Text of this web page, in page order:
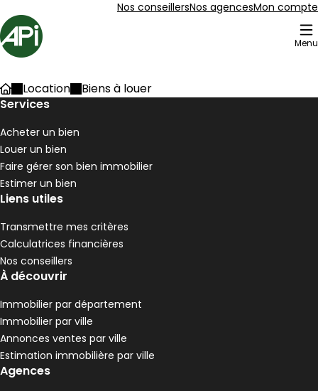
Nos conseillersNos agencesMon compte
Accueil
Menu
204 Biens à louer
90 m² 4 pièces Pélussin
Aller à l'image
Aller à l'image
Aller à l'image
Aller à l'image
Aller à l'image
190 000 €
Pélussin - 42410
Maison • 4 pièces • 90 m²
G 3 chambres
,
Terrain 3680 m²
AccueilLocation
Biens à louer
Services
Acheter un bien
Louer un bien
Faire gérer son bien immobilier
Estimer un bien
Liens utiles
Transmettre mes critères
Calculatrices financières
Nos conseillers
À découvrir
Immobilier par département
Immobilier par ville
Annonces ventes par ville
Estimation immobilière par ville
Agences